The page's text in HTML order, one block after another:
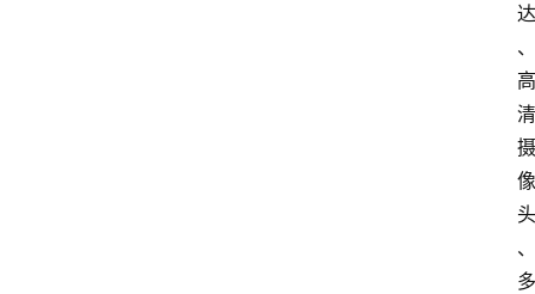
达
、
高
清
摄
像
头
、
多